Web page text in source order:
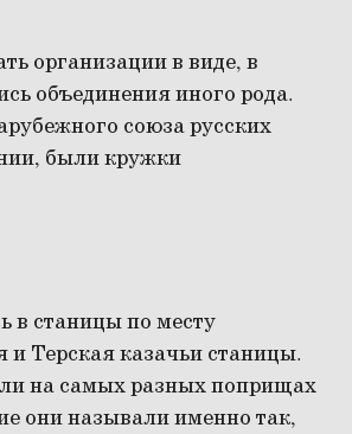
организации в виде, в
объединения иного рода.
союза русских
были кружки
в станицы по месту
Терская казачьи станицы.
на самых разных поприщах
они называли именно так,